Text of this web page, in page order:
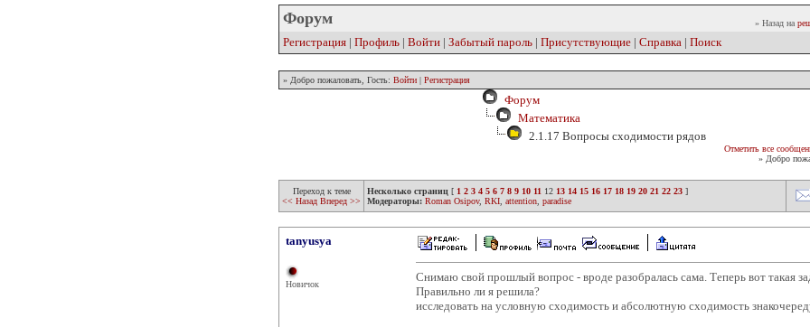
Форум » Назад на
Регистрация | Профиль | Войти | Забытый пароль | Присутствующие | Справка | Поиск
» Добро пожаловать, Гость: Войти | Регистрация
Форум
Математика
2.1.17 Вопросы сходимости рядов
Отметить все
» Добро
Переход к теме
<< Назад Вперед >>
Несколько страниц [ 1 2 3 4 5 6 7 8 9 10 11 12 13 14 15 16 17 18 19 20 21 22 23 ]
Модераторы: Roman Osipov, RKI attention paradise
tanyusya
Новичок
Снимаю свой прошлый вопрос - вроде разобралась сама. Теперь вот такая
Правильно ли я решила?
исследовать на условную сходимость и абсолютную сходимость